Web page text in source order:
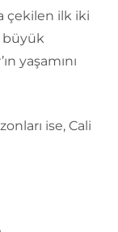
çekilen ilk iki
büyük
yaşamını
ise, Cali